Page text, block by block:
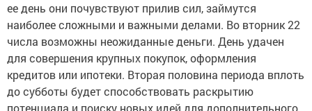
ее день они почувствуют прилив сил, займутся
наиболее сложными и важными делами. Во вторник 22
числа возможны неожиданные деньги. День удачен
для совершения крупных покупок, оформления
кредитов или ипотеки. Вторая половина периода вплоть
до субботы будет способствовать раскрытию